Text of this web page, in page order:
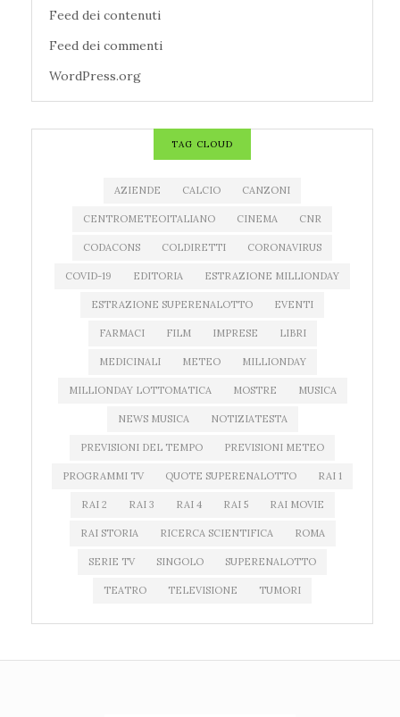
Feed dei contenuti
Feed dei commenti
WordPress.org
TAG CLOUD
AZIENDE CALCIO CANZONI
CENTROMETEOITALIANO CINEMA CNR
CODACONS COLDIRETTI CORONAVIRUS
COVID-19 EDITORIA ESTRAZIONE MILLIONDAY
ESTRAZIONE SUPERENALOTTO EVENTI
FARMACI FILM IMPRESE LIBRI
MEDICINALI METEO MILLIONDAY
MILLIONDAY LOTTOMATICA MOSTRE MUSICA
NEWS MUSICA NOTIZIATESTA
PREVISIONI DEL TEMPO PREVISIONI METEO
PROGRAMMI TV QUOTE SUPERENALOTTO RAI 1
RAI 2 RAI 3 RAI 4 RAI 5 RAI MOVIE
RAI STORIA RICERCA SCIENTIFICA ROMA
SERIE TV SINGOLO SUPERENALOTTO
TEATRO TELEVISIONE TUMORI